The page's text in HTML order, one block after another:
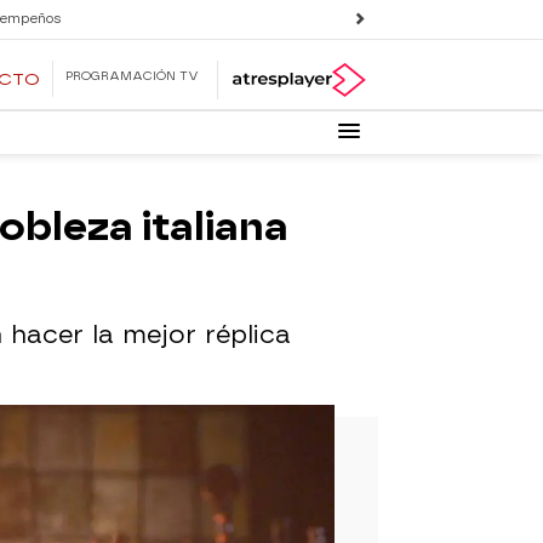
PROGRAMACIÓN TV
italiana
hacer la mejor réplica